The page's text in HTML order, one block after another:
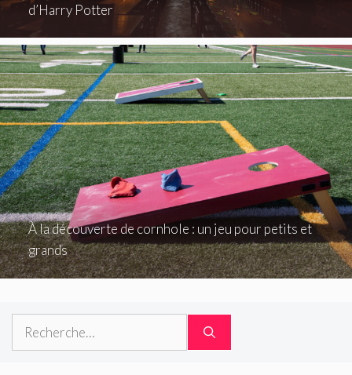
d’Harry Potter
À la découverte de cornhole : un jeu pour petits et
grands
Rechercher :